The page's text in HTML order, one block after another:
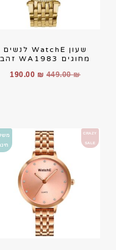
שעון WatchE לנשים
מחוגים WA1983 זהב
449.00
190.00 ₪
CRAZY
SALE
משלוח
חינם !